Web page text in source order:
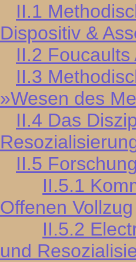
II.1
Dispositiv &
II.2
II.3
»Wesen des
II.4 Das
II.5
II.5.1
Offenen Vollzug
II.5.2
und